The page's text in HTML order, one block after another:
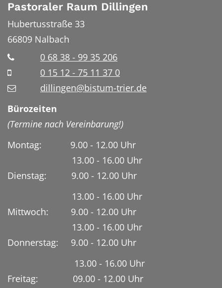
Pastoraler Raum Dillingen
Hubertusstraße 33
66809 Nalbach
0 68 38 - 99 35 206
0 15 12 - 75 11 37 0
dillingen@bistum-trier.de
Bürozeiten
(Termine nach Vereinbarung!)
Montag: 9.00 - 12.00 Uhr
13.00 - 16.00 Uhr
Dienstag:
9.00 - 12.00 Uhr
13.00 - 16.00 Uhr
Mittwoch: 9.00 - 12.00 Uhr
13.00 - 16.00 Uhr
Donnerstag: 9.00 - 12.00 Uhr
13.00 - 16.00 Uhr
Freitag: 09.00 - 12.00 Uhr